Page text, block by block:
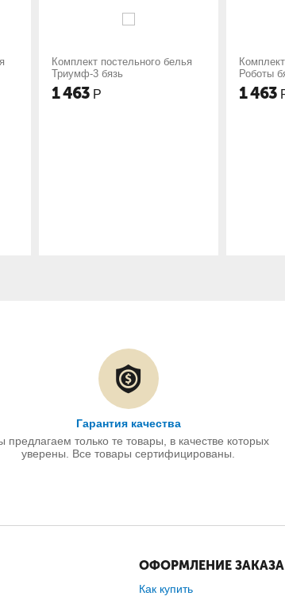
белья
Комплект постельного белья
Роботы бязь
Гарантия качества
предлагаем только те товары, в качестве которых
уверены. Все товары сертифицированы.
ОФОРМЛЕНИЕ ЗАКАЗА
Как купить